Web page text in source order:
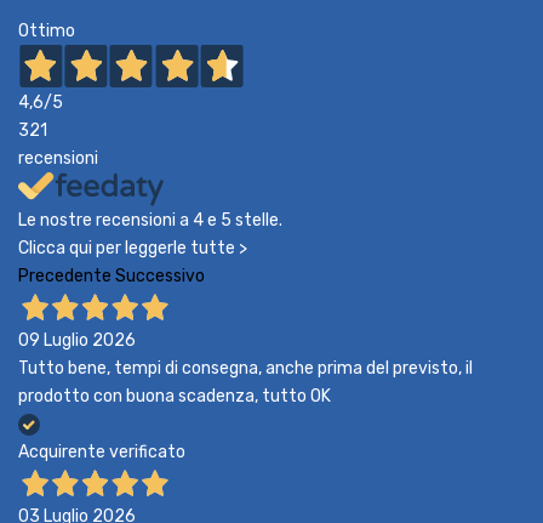
Ottimo
4,6/5
321
recensioni
Le nostre recensioni a 4 e 5 stelle.
Clicca qui per leggerle tutte >
Precedente Successivo
09 Luglio 2026
Tutto bene, tempi di consegna, anche prima del previsto, il
prodotto con buona scadenza, tutto OK
Acquirente verificato
03 Luglio 2026